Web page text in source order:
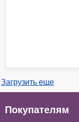
Загрузить еще
Покупателям